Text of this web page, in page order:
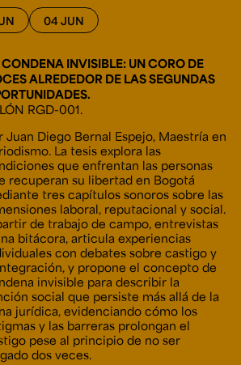
04 JUN
INVISIBLE: UN CORO DE
ALREDEDOR DE LAS SEGUNDAS
RGD-001.
Juan Diego Bernal Espejo, Maestría en
La tesis explora las
que enfrentan las personas
recuperan su libertad en Bogotá
tres capítulos sonoros sobre las
laboral, reputacional y social.
de trabajo de campo, entrevistas
bitácora, articula experiencias
con debates sobre castigo y
y propone el concepto de
invisible para describir la
social que persiste más allá de la
jurídica, evidenciando cómo los
y las barreras prolongan el
pese al principio de no ser
dos veces.